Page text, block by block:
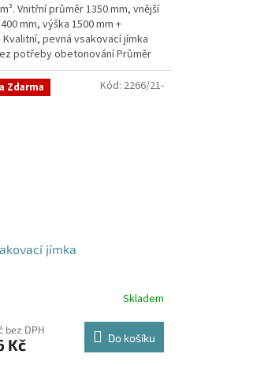
Vnitřní průměr 1350 mm, vnější
mm, výška 1500 mm +
pevná vsakovací jímka
potřeby obetonování Průměr
+...
Zdarma
jímka
Skladem
bez DPH
Kč Do košíku
Kód: 2266/21-